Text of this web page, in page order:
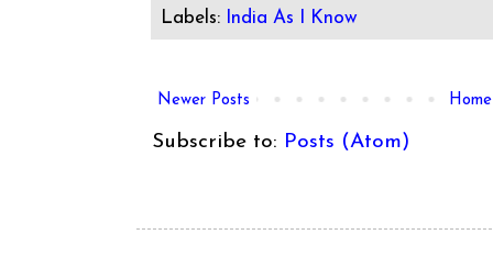
Labels: India As I Know
Newer Posts Home
Subscribe to: Posts (Atom)